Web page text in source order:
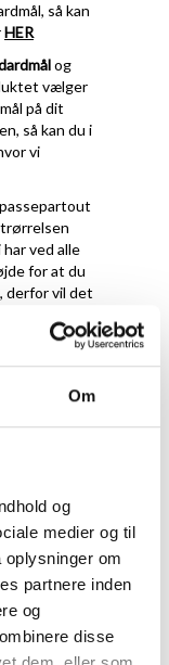
Om
og
medier og til
om
partnere inden
og
disse
så kan
HER
og
vælger
på dit
så kan du i
vi
ved alle
for at du
derfor vil det